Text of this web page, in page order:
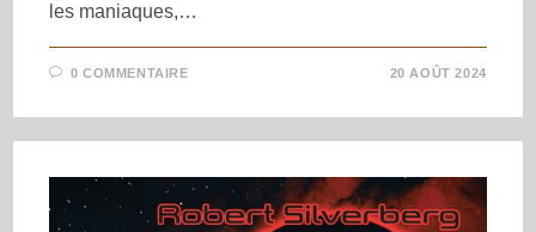
les maniaques,…
0 COMMENTAIRE 20 AOÛT 2024